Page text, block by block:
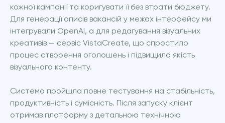
кожної кампанії та коригувати її без втрати бюджету.
Для генерації описів вакансій у межах інтерфейсу ми
інтегрували OpenAI, а для редагування візуальних
креативів — сервіс VistaCreate, що спростило
процес створення оголошень і підвищило якість
візуального контенту.
Система пройшла повне тестування на стабільність,
продуктивність і сумісність. Після запуску клієнт
отримав платформу з детальною технічною